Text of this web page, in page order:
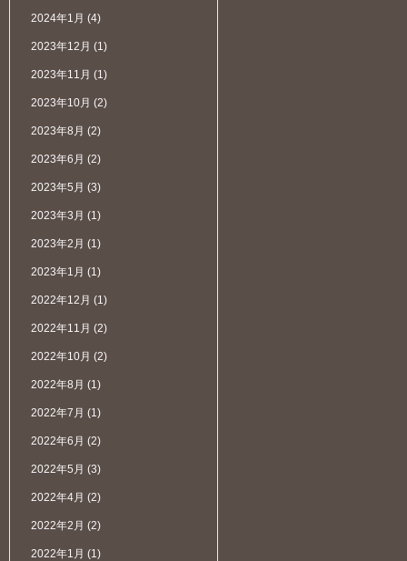
2024年1月 (4)
2023年12月 (1)
2023年11月 (1)
2023年10月 (2)
2023年8月 (2)
2023年6月 (2)
2023年5月 (3)
2023年3月 (1)
2023年2月 (1)
2023年1月 (1)
2022年12月 (1)
2022年11月 (2)
2022年10月 (2)
2022年8月 (1)
2022年7月 (1)
2022年6月 (2)
2022年5月 (3)
2022年4月 (2)
2022年2月 (2)
2022年1月 (1)